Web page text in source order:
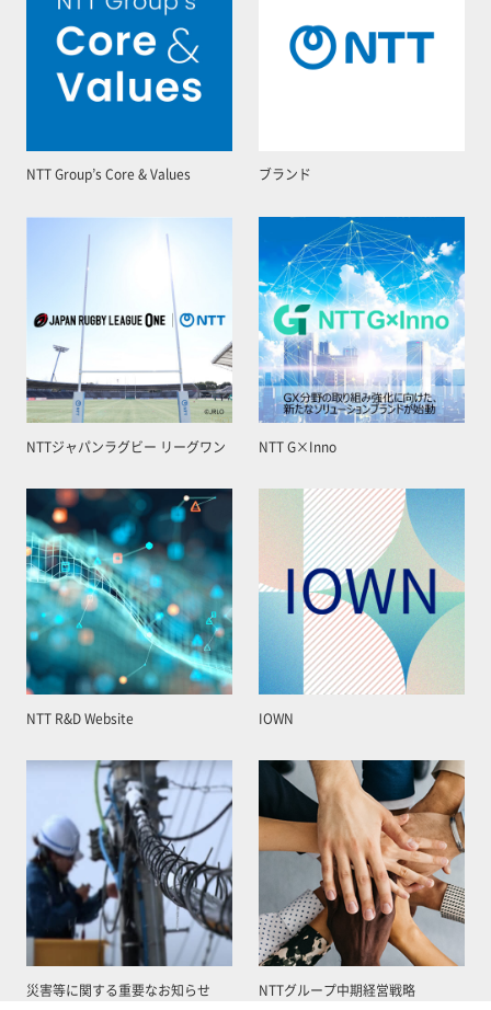
NTT Group’s Core & Values ブランド
NTTジャパンラグビー リーグワン NTT G×Inno
NTT R&D Website IOWN
災害等に関する重要なお知らせ NTTグループ中期経営戦略